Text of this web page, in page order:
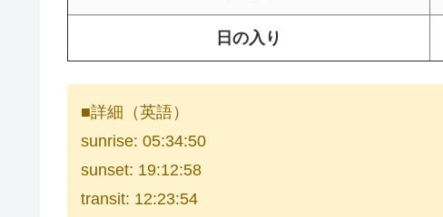
日の入り
■詳細（英語）
sunrise: 05:34:50
sunset: 19:12:58
transit: 12:23:54